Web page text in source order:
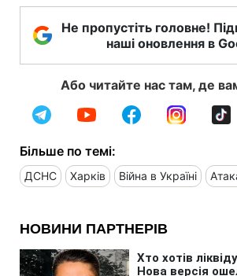
Не пропустіть головне!
наші оновлення в
Або читайте нас там, де
Більше по темі:
ДСНС Харків Війна в Україні